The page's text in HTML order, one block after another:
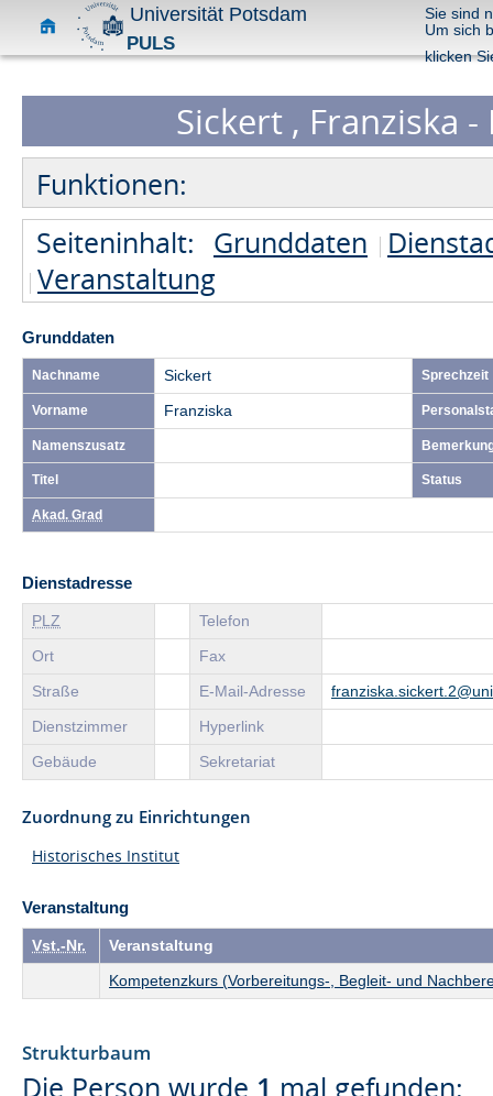
Universität Potsdam
PULS
Sie sind
Um sich
klicken
Sickert , Franziska
Funktionen:
Seiteninhalt: Grunddaten
Veranstaltung
Grunddaten
Nachname Sickert Sprechzeit
Vorname Franziska
Namenszusatz
Titel Status
Akad. Grad
Dienstadresse
PLZ Telefon
Ort Fax
Straße E-Mail-Adresse
Dienstzimmer Hyperlink
Gebäude Sekretariat
Zuordnung zu Einrichtungen
Historisches Institut
Veranstaltung
Vst.-Nr. Veranstaltung
Kompetenzkurs (Vorbereitungs-, Begleit- und
Strukturbaum
Die Person wurde 1 mal gefunden: